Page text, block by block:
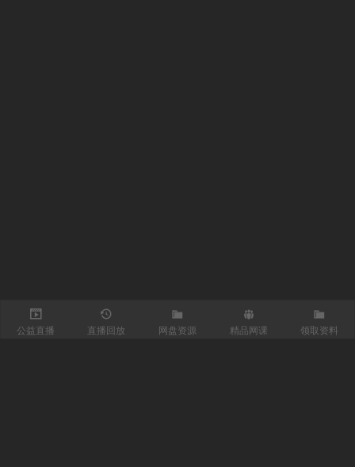
公益直播 直播回放 网盘资源 精品网课 领取资料